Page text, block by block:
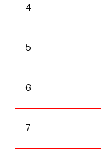
4
5
6
7